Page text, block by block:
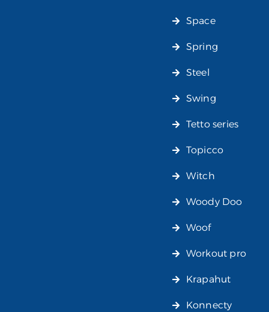
Space
Spring
Steel
Swing
Tetto series
Topicco
Witch
Woody Doo
Woof
Workout pro
Krapahut
Konnecty